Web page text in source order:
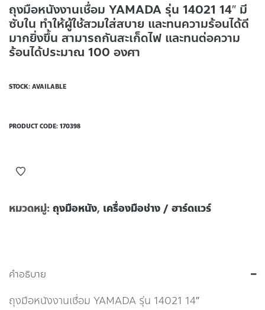
ถุงมือหนังงานเชื่อม YAMADA รุ่น 14021 14″ มี
ซับใน ทำให้ผู้ใช้สวมใส่สบาย และทนความร้อนได้ดี
มากยิ่งขึ้น สามารถกันสะเก็ดไฟ และทนต่อความ
ร้อนได้ประมาณ 100 องศา
STOCK: AVAILABLE
PRODUCT CODE: 170398
หมวดหมู่: ถุงมือหนัง, เครื่องมือช่าง / ฮาร์ดแวร์
คำอธิบาย
ถุงมือหนังงานเชื่อม YAMADA รุ่น 14021 14″